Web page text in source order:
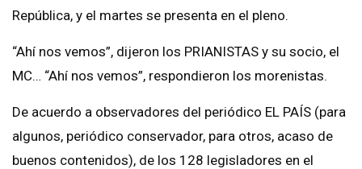
República, y el martes se presenta en el pleno.
“Ahí nos vemos”, dijeron los PRIANISTAS y su socio, el
MC… “Ahí nos vemos”, respondieron los morenistas.
De acuerdo a observadores del periódico EL PAÍS (para
algunos, periódico conservador, para otros, acaso de
buenos contenidos), de los 128 legisladores en el